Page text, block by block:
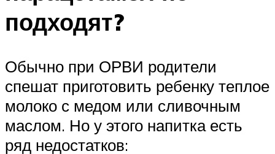
подходят?
Обычно при ОРВИ родители
спешат приготовить ребенку теплое
молоко с медом или сливочным
маслом. Но у этого напитка есть
ряд недостатков: